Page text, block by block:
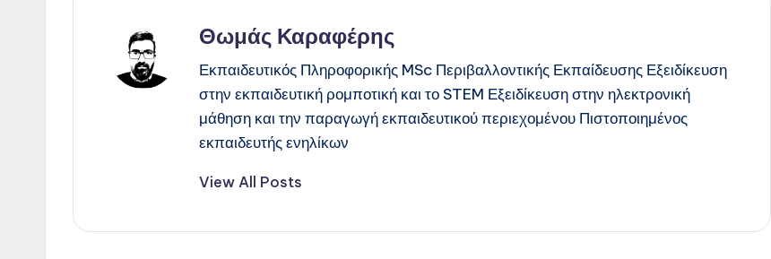
Θωμάς Καραφέρης
Εκπαιδευτικός Πληροφορικής MSc Περιβαλλοντικής Εκπαίδευσης Εξειδίκευση
στην εκπαιδευτική ρομποτική και το STEM Εξειδίκευση στην ηλεκτρονική
μάθηση και την παραγωγή εκπαιδευτικού περιεχομένου Πιστοποιημένος
εκπαιδευτής ενηλίκων
View All Posts